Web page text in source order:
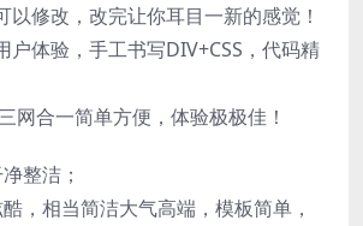
以修改，改完让你耳目一新的感觉！
户体验，手工书写DIV+CSS，代码精
网合一简单方便，体验极极佳！
整洁；
，相当简洁大气高端，模板简单，